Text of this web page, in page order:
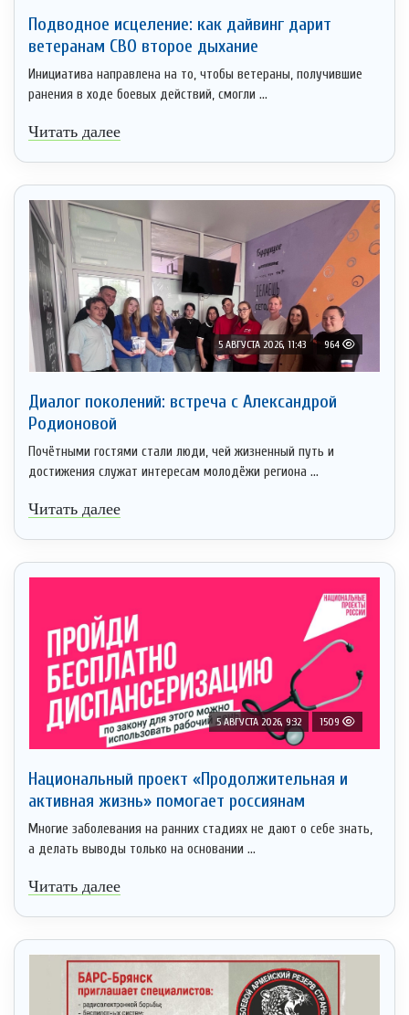
Подводное исцеление: как дайвинг дарит
ветеранам СВО второе дыхание
Инициатива направлена на то, чтобы ветераны, получившие
ранения в ходе боевых действий, смогли ...
Читать далее
5 АВГУСТА 2026, 11:43 964
Диалог поколений: встреча с Александрой
Родионовой
Почётными гостями стали люди, чей жизненный путь и
достижения служат интересам молодёжи региона ...
Читать далее
5 АВГУСТА 2026, 9:32 1509
Национальный проект «Продолжительная и
активная жизнь» помогает россиянам
Многие заболевания на ранних стадиях не дают о себе знать,
а делать выводы только на основании ...
Читать далее